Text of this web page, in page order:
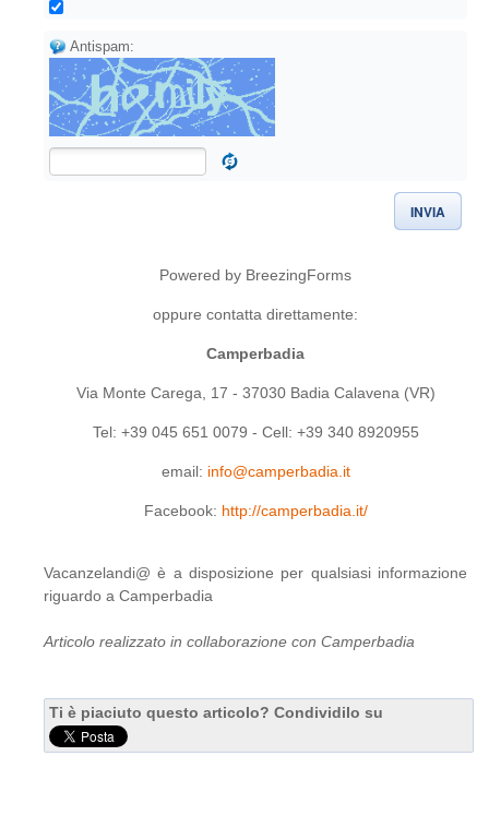
Antispam:
INVIA
Powered by BreezingForms
oppure contatta direttamente:
Camperbadia
Via Monte Carega, 17 - 37030 Badia Calavena (VR)
Tel: +39 045 651 0079 - Cell: +39 340 8920955
email: info@camperbadia.it
Facebook: http://camperbadia.it/
Vacanzelandi@ è a disposizione per qualsiasi informazione
riguardo a Camperbadia
Articolo realizzato in collaborazione con Camperbadia
Ti è piaciuto questo articolo? Condividilo su